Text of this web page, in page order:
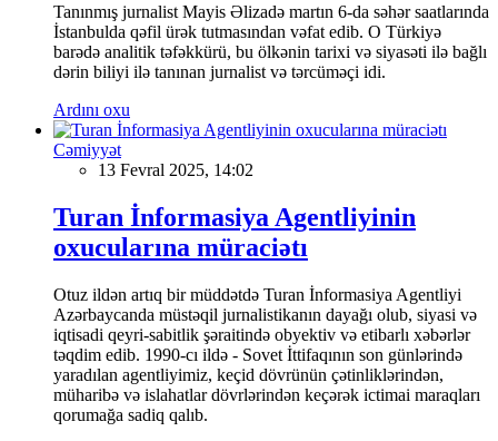
Tanınmış jurnalist Mayis Əlizadə martın 6-da səhər saatlarında
İstanbulda qəfil ürək tutmasından vəfat edib. O Türkiyə
barədə analitik təfəkkürü, bu ölkənin tarixi və siyasəti ilə bağlı
dərin biliyi ilə tanınan jurnalist və tərcüməçi idi.
Ardını oxu
Cəmiyyət
13 Fevral 2025, 14:02
Turan İnformasiya Agentliyinin
oxucularına müraciətı
Otuz ildən artıq bir müddətdə Turan İnformasiya Agentliyi
Azərbaycanda müstəqil jurnalistikanın dayağı olub, siyasi və
iqtisadi qeyri-sabitlik şəraitində obyektiv və etibarlı xəbərlər
təqdim edib. 1990-cı ildə - Sovet İttifaqının son günlərində
yaradılan agentliyimiz, keçid dövrünün çətinliklərindən,
müharibə və islahatlar dövrlərindən keçərək ictimai maraqları
qorumağa sadiq qalıb.